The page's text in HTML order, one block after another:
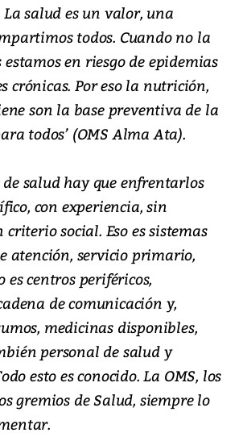
La salud es un valor, una
todos. Cuando no la
estamos en riesgo de epidemias
crónicas. Por eso la nutrición,
son la base preventiva de la
todos’ (OMS Alma Ata).
salud hay que enfrentarlos
con experiencia, sin
social. Eso es sistemas
atención, servicio primario,
es centros periféricos,
de comunicación y,
medicinas disponibles,
personal de salud y
esto es conocido. La OMS, los
gremios de Salud, siempre lo